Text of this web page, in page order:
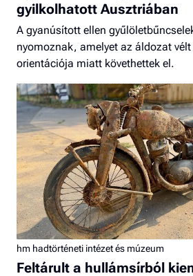
gyilkolhatott Ausztriában
A gyanúsított ellen
nyomoznak, amelyet az áldozat
orientációja miatt követhettek el.
hm hadtörténeti intézet és múzeum
Feltárult a hullámsírból